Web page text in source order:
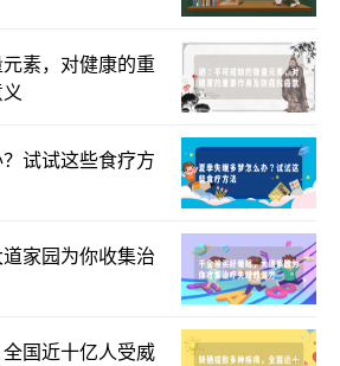
素，对健康的重
试试这些食疗方
家园为你收集治
国近十亿人受威